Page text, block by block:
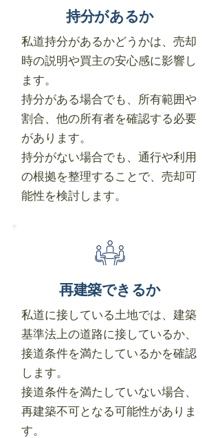
持分があるか
私道持分があるかどうかは、売却
時の説明や買主の安心感に影響し
ます。
持分がある場合でも、所有範囲や
割合、他の所有者を確認する必要
があります。
持分がない場合でも、通行や利用
の根拠を整理することで、売却可
能性を検討します。
再建築できるか
私道に接している土地では、建築
基準法上の道路に接しているか、
接道条件を満たしているかを確認
します。
接道条件を満たしていない場合、
再建築不可となる可能性がありま
す。